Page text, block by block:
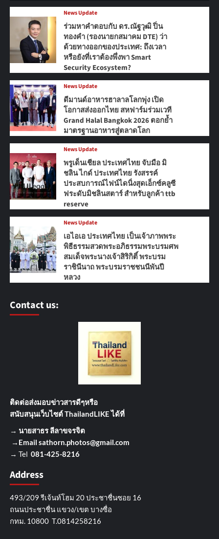
News Update
ร่วมหาคำตอบกับ ดร.ณัฐวุฒิ ปิ่น
ทองคำ (รองนายกสมาคม DTE) ว่า
ด้วยทางออกของประเทศ: ถึงเวลา
หรือยังที่เราต้องพึ่งพา Smart
Security Ecosystem?
News Update
ดีมานด์อาหารฮาลาลโลกพุ่ง เปิด
โอกาสส่งออกไทย สหฟาร์มร่วมเวที
Grand Halal Bangkok 2026 ตอกย้ำ
มาตรฐานอาหารสู่ตลาดโลก
News Update
พรูเด็นเชียล ประเทศไทย จับมือ มิ
ชลิน ไกด์ ประเทศไทย รังสรรค์
ประสบการณ์ไฟน์ไดนิ่งสุดเอ็กซ์คลูซี
ฟระดับมิชลินสตาร์ สำหรับลูกค้า ttb
reserve
News Update
เอไอเอ ประเทศไทย เป็นเจ้าภาพพระ
พิธีธรรมสวดพระอภิธรรมพระบรมศพ
สมเด็จพระนางเจ้าสิริกิติ์ พระบรม
ราชินีนาถ พระบรมราชชนนีพันปี
หลวง
Contact us:
ติดต่อส่งมอบข่าวสารดีๆหรือ
สนับสนุนเว็บไซต์ ThailandLIKE ได้ที่
→ นายสาธร ลีลาขจรจิต
→Email sathorn.photos@gmail.com
→ Tel 081-425-8216
Address
493/209 รีเจ้นท์โฮม 20 ประชาชื่นซอย 16
ถนนประชาชื่น แขวง/เขต บางซื่อ
กทม. 10800 T.0814258216